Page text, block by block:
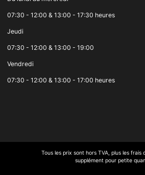
07:30 - 12:00 & 13:00 - 17:30 heures
Jeudi
07:30 - 12:00 & 13:00 - 19:00
Vendredi
07:30 - 12:00 & 13:00 - 17:00 heures
Tous les prix sont hors TVA, plus les frais
supplément pour petite